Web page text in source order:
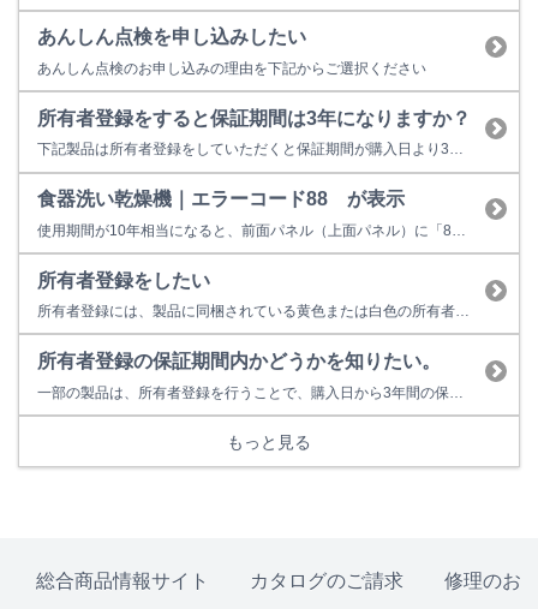
あんしん点検を申し込みしたい
あんしん点検のお申し込みの理由を下記からご選択ください
所有者登録をすると保証期間は3年になりますか？
下記製品は所有者登録をしていただくと保証期間が購入日より3年間に延長されます。 【3年保証対象製品】 ガス瞬間湯沸器 ガス給湯専用機・ガス給湯器 ガスふろ給湯器 ガス給湯暖房用熱源機 ガス暖房専用熱源機 ガスふろがま ガスファンヒーター ※業務用機器は3年保証対象外となります。 ※上記対象製品のうち、一部製品は対...
食器洗い乾燥機｜エラーコード88 が表示
所有者登録をしたい
所有者登録には、製品に同梱されている黄色または白色の所有者票が必要となります。
所有者登録の保証期間内かどうかを知りたい。
もっと見る
総合商品情報サイト カタログのご請求 修理のお